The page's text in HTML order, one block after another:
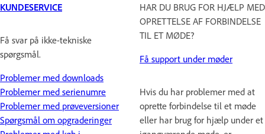
KUNDESERVICE
Få svar på ikke-tekniske
spørgsmål.
Problemer med downloads
Problemer med serienumre
Problemer med prøveversioner
Spørgsmål om opgraderinger
HAR DU BRUG FOR HJÆLP MED
OPRETTELSE AF FORBINDELSE
TIL ET MØDE?
Få support under møder
Hvis du har problemer med at
oprette forbindelse til et møde
eller har brug for hjælp under et